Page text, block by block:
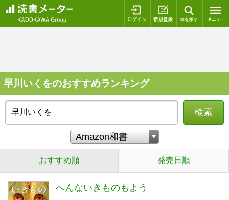
ログイン 新規登録
早川いくをのおすすめランキング
検索
おすすめ順 発売日順
へんないきものもよう